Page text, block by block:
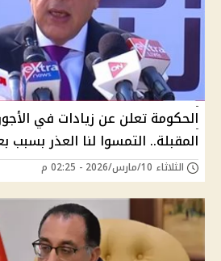
الحكومة تعلن عن زيادات في
المقبلة.. التمسوا لنا العذر بسبب
الثلاثاء 10/مارس/2026 - 02:25 م